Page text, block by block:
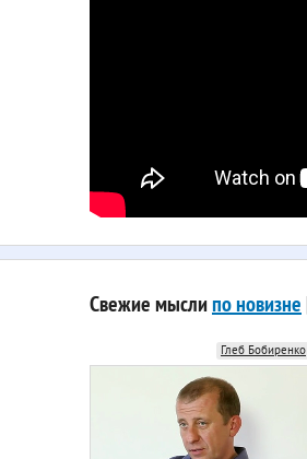
Свежие мыслипо новизне
Глеб Бобиренко